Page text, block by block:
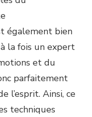
également bien
la fois un expert
et du
parfaitement
l’esprit. Ainsi, ce
techniques